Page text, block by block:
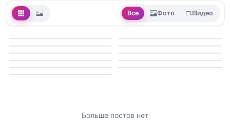
Все Фото Видео
Больше постов нет